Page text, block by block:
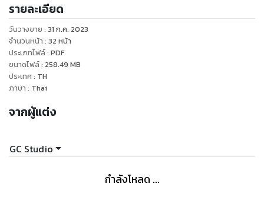
มาพร้อมกับชื่อดาวในภาษาต่างๆ ถึง 3 ภาษา ไทย จีน อังกฤษ เพื่อ
การเรียนรู้แบบเด็กสมัยใหม่ให้ก้าวทันโลกในยุคปัจจุบัน พร้อมคำ
อ่านไทย และพินอินให้ผู้ปกครองได้อ่านตาม และสอนเด็กๆ ได้ง่าย
ยิ่งขึ้น
หนังสือเล่มนี้ประกอบด้วย
สีสันสดใส จะทำให้เด็กๆ เพลิดเพลิน และตื่นตาไปกับการอ่าน ช่วย
เรียนรู้ 3 ภาษาไปพร้อมๆ กัน ทั้งภาษาไทย ภาษาอังกฤษ และภาษา
★ ส่วนที่ 3: เกร็ดความรู้สำคัญของดวงดาวต่างๆ ในระบบสุริยะ
รายละเอียด
วันวางขาย : 31 ก.ค. 2023
จำนวนหน้า : 32 หน้า
ประเภทไฟล์: PDF
ขนาดไฟล์: 258.49 MB
ประเทศ: TH
ภาษา : Thai
จากผู้แต่ง
GC Studio
กำลังโหลด ...